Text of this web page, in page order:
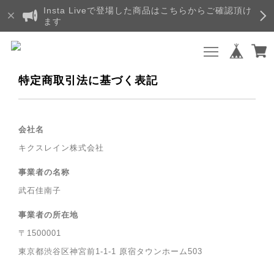
Insta Liveで登場した商品はこちらからご確認頂け
ます
特定商取引法に基づく表記
会社名
キクスレイン株式会社
事業者の名称
武石佳南子
事業者の所在地
〒1500001
東京都渋谷区神宮前1-1-1 原宿タウンホーム503